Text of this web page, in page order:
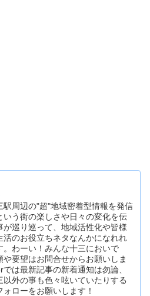
駅周辺の"超"地域密着型情報を発信
いう街の楽しさや日々の変化を伝
が巡り巡って、地域活性化や皆様
活のお役立ちネタなんかになれれ
。わーい！みんな十三においで
や要望はお問合せからお願いしま
では最新記事の新着通知は勿論、
以外の事も色々呟いていたりする
ォローをお願いします！